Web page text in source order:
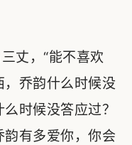
丈，“能不喜欢
乔韵什么时候没
时候没答应过？
有多爱你，你会